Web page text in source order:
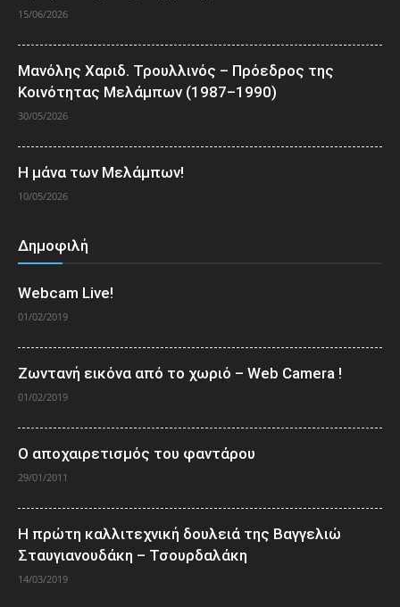
15/06/2026
Μανόλης Χαριδ. Τρουλλινός – Πρόεδρος της
Κοινότητας Μελάμπων (1987–1990)
30/05/2026
Η μάνα των Μελάμπων!
10/05/2026
Δημοφιλή
Webcam Live!
01/02/2019
Ζωντανή εικόνα από το χωριό – Web Camera !
01/02/2019
Ο αποχαιρετισμός του φαντάρου
29/01/2011
Η πρώτη καλλιτεχνική δουλειά της Βαγγελιώ
Σταυγιανουδάκη – Τσουρδαλάκη
14/03/2019